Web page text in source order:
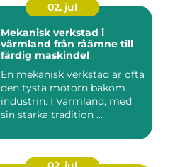
02. jul
Mekanisk verkstad i
värmland från råämne till
färdig maskindel
En mekanisk verkstad är ofta
den tysta motorn bakom
industrin. I Värmland, med
sin starka tradition ...